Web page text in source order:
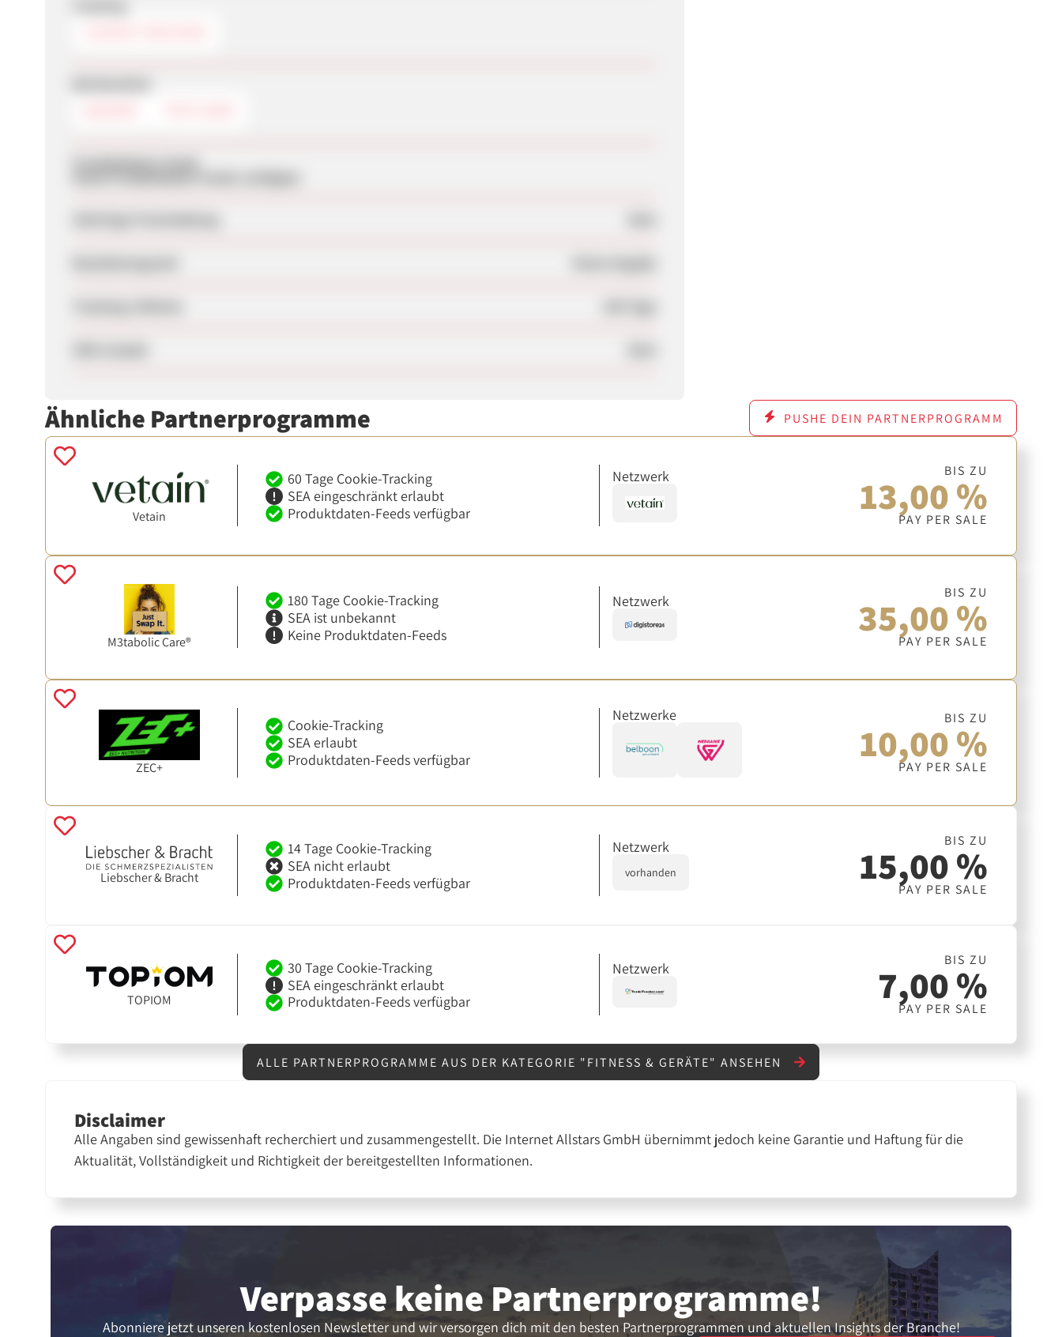
Produktdaten-Feeds
Ähnliche Partnerprogramme PUSHE DEIN PARTNERPROGRAMM
Vetain
60 Tage Cookie-Tracking
SEA eingeschränkt erlaubt
Produktdaten-Feeds verfügbar
Netzwerk BIS ZU
13,00 %
PAY PER SALE
M3tabolic Care®
180 Tage Cookie-Tracking
SEA ist unbekannt
Keine Produktdaten-Feeds
Netzwerk BIS ZU
35,00 %
PAY PER SALE
ZEC+
Cookie-Tracking
SEA erlaubt
Produktdaten-Feeds verfügbar
Netzwerke BIS ZU
10,00 %
PAY PER SALE
Liebscher & Bracht
14 Tage Cookie-Tracking
SEA nicht erlaubt
Produktdaten-Feeds verfügbar
Netzwerk
vorhanden
BIS ZU
15,00 %
PAY PER SALE
TOPIOM
30 Tage Cookie-Tracking
SEA eingeschränkt erlaubt
Produktdaten-Feeds verfügbar
Netzwerk BIS ZU
7,00 %
PAY PER SALE
ALLE PARTNERPROGRAMME AUS DER KATEGORIE "FITNESS & GERÄTE" ANSEHEN
Disclaimer
Alle Angaben sind gewissenhaft recherchiert und zusammengestellt. Die Internet Allstars GmbH übernimmt jedoch keine Garantie und Haftung für die
Aktualität, Vollständigkeit und Richtigkeit der bereitgestellten Informationen.
Verpasse keine Partner­programme!
Abonniere jetzt unseren kostenlosen Newsletter und wir versorgen dich mit den besten Partnerprogrammen und aktuellen Insights der Branche!